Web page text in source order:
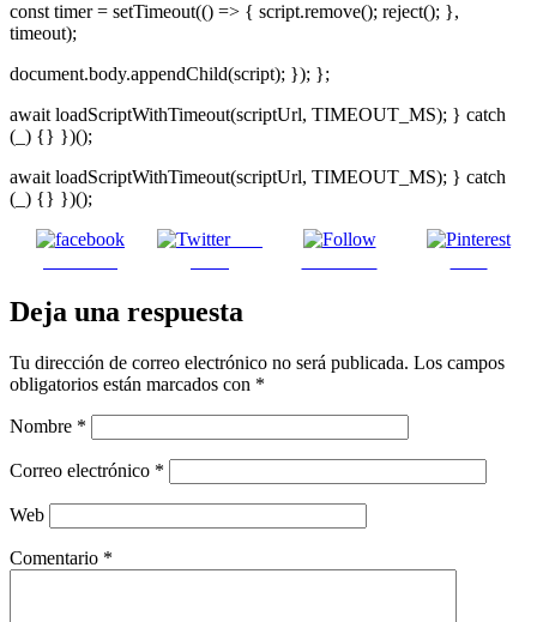
const timer = setTimeout(() => { script.remove(); reject(); },
timeout);
document.body.appendChild(script); }); };
await loadScriptWithTimeout(scriptUrl, TIMEOUT_MS); } catch
(_) {} })();
await loadScriptWithTimeout(scriptUrl, TIMEOUT_MS); } catch
(_) {} })();
Post
Deja una respuesta
Tu dirección de correo electrónico no será publicada. Los campos
obligatorios están marcados con *
Nombre *
Correo electrónico *
Web
Comentario *